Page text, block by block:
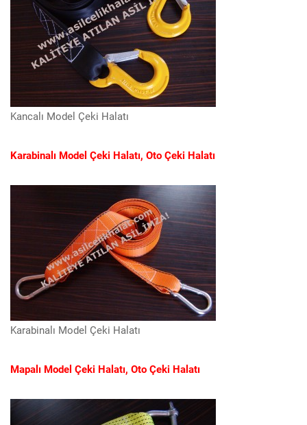
Kancalı Model Çeki Halatı
Karabinalı Model Çeki Halatı, Oto Çeki Halatı
Karabinalı Model Çeki Halatı
Mapalı Model Çeki Halatı, Oto Çeki Halatı